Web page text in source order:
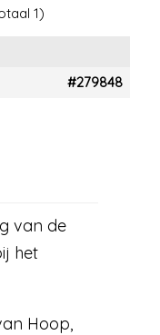
1)
#279848
van de
het
Hoop,